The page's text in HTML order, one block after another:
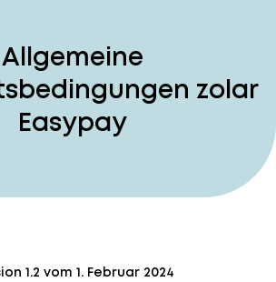
Allgemeine
zolar
Easypay
1.2 vom 1. Februar 2024